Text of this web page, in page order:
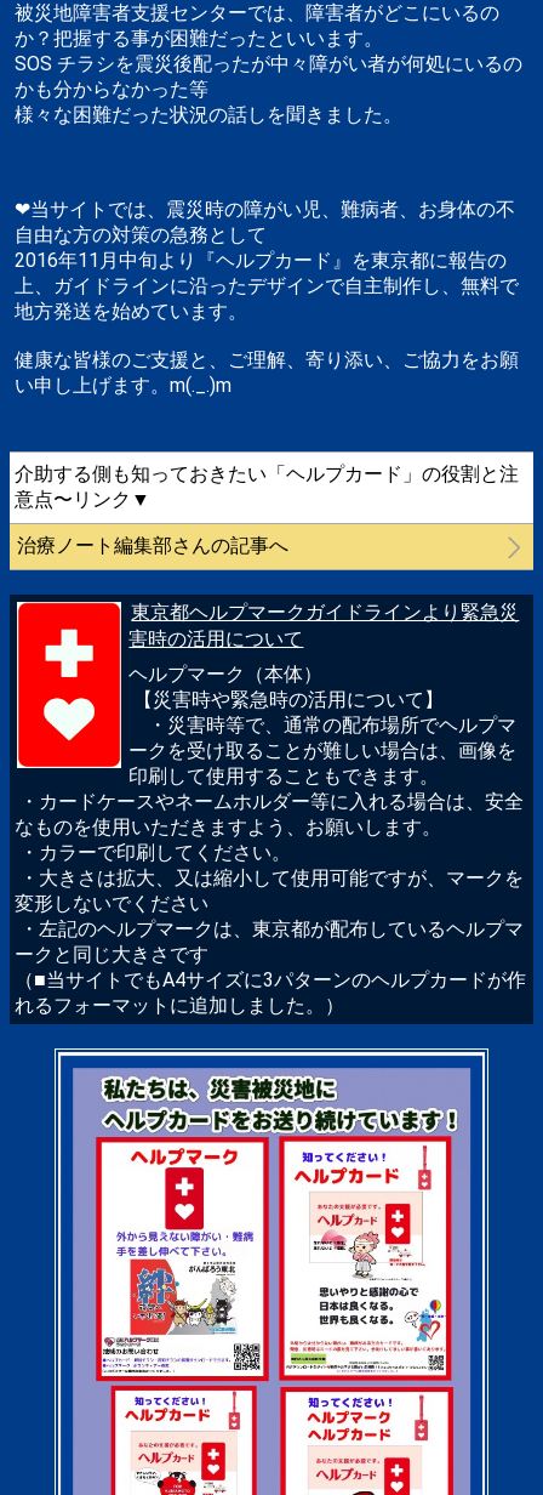
被災地障害者支援センターでは、障害者がどこにいるの
か？把握する事が困難だったといいます。
SOS チラシを震災後配ったが中々障がい者が何処にいるの
かも分からなかった等
様々な困難だった状況の話しを聞きました。
❤当サイトでは、震災時の障がい児、難病者、お身体の不
自由な方の対策の急務として
2016年11月中旬より『ヘルプカード』を東京都に報告の
上、ガイドラインに沿ったデザインで自主制作し、無料で
地方発送を始めています。
健康な皆様のご支援と、ご理解、寄り添い、ご協力をお願
い申し上げます。m(._.)m
介助する側も知っておきたい「ヘルプカード」の役割と注
意点〜リンク▼
治療ノート編集部さんの記事へ
東京都ヘルプマークガイドラインより緊急災
害時の活用について
ヘルプマーク（本体）
【災害時や緊急時の活用について】
・災害時等で、通常の配布場所でヘルプマ
ークを受け取ることが難しい場合は、画像を
印刷して使用することもできます。
・カードケースやネームホルダー等に入れる場合は、安全
なものを使用いただきますよう、お願いします。
・カラーで印刷してください。
・大きさは拡大、又は縮小して使用可能ですが、マークを
変形しないでください
・左記のヘルプマークは、東京都が配布しているヘルプマ
ークと同じ大きさです
（■当サイトでもA4サイズに3パターンのヘルプカードが作
れるフォーマットに追加しました。）